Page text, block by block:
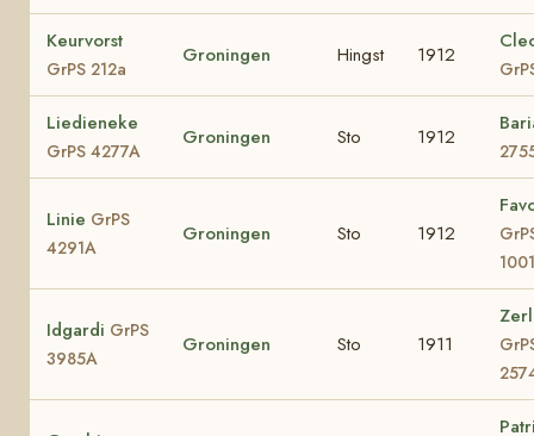
Keurvorst
GrPS 212a
Groningen Hingst 1912
Liedieneke
GrPS 4277A
Groningen Sto 1912
Linie GrPS
4291A
Groningen Sto 1912
Idgardi GrPS
3985A
Groningen Sto 1911